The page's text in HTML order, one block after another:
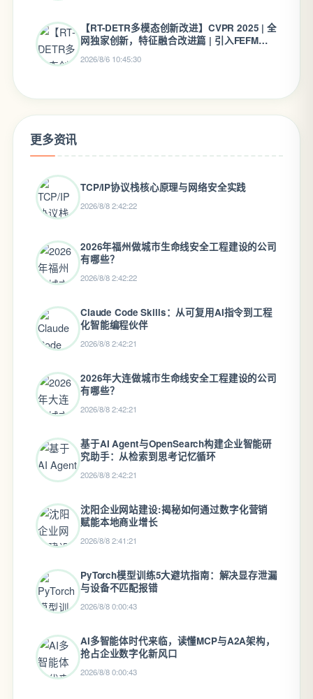
【RT-DETR多模态创新改进】CVPR 2025 | 全
网独家创新，特征融合改进篇 | 引入FEFM和
二次创新CFEM交叉融合增强模块，适合小目
标检测、红外小目标检测有效涨点
2026/8/6 10:45:30
更多资讯
TCP/IP协议栈核心原理与网络安全实践
2026/8/8 2:42:22
2026年福州做城市生命线安全工程建设的公司
有哪些？
2026/8/8 2:42:22
Claude Code Skills：从可复用AI指令到工程
化智能编程伙伴
2026/8/8 2:42:21
2026年大连做城市生命线安全工程建设的公司
有哪些？
2026/8/8 2:42:21
基于AI Agent与OpenSearch构建企业智能研
究助手：从检索到思考记忆循环
2026/8/8 2:42:21
沈阳企业网站建设:揭秘如何通过数字化营销
赋能本地商业增长
2026/8/8 2:41:21
PyTorch模型训练5大避坑指南：解决显存泄漏
与设备不匹配报错
2026/8/8 0:00:43
AI多智能体时代来临，读懂MCP与A2A架构，
抢占企业数字化新风口
2026/8/8 0:00:43